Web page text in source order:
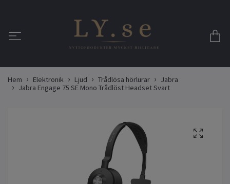
Hem Elektronik Ljud Trådlösa hörlurar
Jabra
Jabra Engage 75 SE Mono Trådlöst Headset Svart